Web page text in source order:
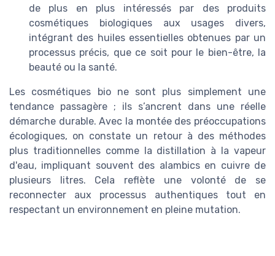
de plus en plus intéressés par des produits
cosmétiques biologiques aux usages divers,
intégrant des huiles essentielles obtenues par un
processus précis, que ce soit pour le bien-être, la
beauté ou la santé.
Les cosmétiques bio ne sont plus simplement une
tendance passagère ; ils s’ancrent dans une réelle
démarche durable. Avec la montée des préoccupations
écologiques, on constate un retour à des méthodes
plus traditionnelles comme la distillation à la vapeur
d'eau, impliquant souvent des alambics en cuivre de
plusieurs litres. Cela reflète une volonté de se
reconnecter aux processus authentiques tout en
respectant un environnement en pleine mutation.